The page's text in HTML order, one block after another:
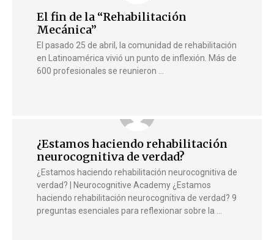
El fin de la “Rehabilitación
Mecánica”
El pasado 25 de abril, la comunidad de rehabilitación
en Latinoamérica vivió un punto de inflexión. Más de
600 profesionales se reunieron …
¿Estamos haciendo rehabilitación
neurocognitiva de verdad?
¿Estamos haciendo rehabilitación neurocognitiva de
verdad? | Neurocognitive Academy ¿Estamos
haciendo rehabilitación neurocognitiva de verdad? 9
preguntas esenciales para reflexionar sobre la …